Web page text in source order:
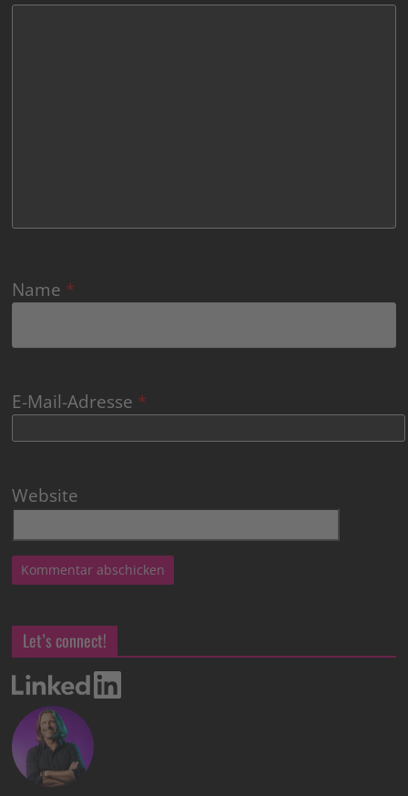
Name *
E-Mail-Adresse *
Website
Let’s connect!